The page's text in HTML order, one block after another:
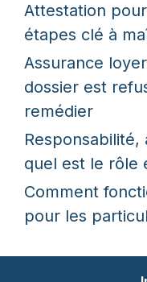
Attestation
étapes clé à
Assurance
dossier est
remédier
Responsabilité,
quel est le rôle
Comment
pour les